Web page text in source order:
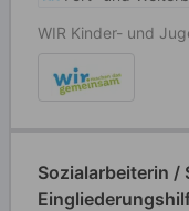
WIR Kinder- und
Sozialarbeiterin /